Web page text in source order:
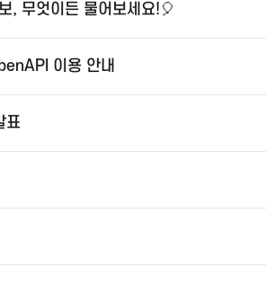
, 무엇이든 물어보세요!🎈
이용 안내
표